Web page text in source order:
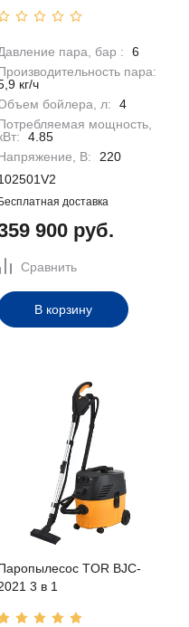
пара, бар :
6
пара:
кг/ч
бойлера, л:
4
мощность,
4.85
В:
220
Бесплатная доставка
900 руб.
Сравнить
В корзину
TOR BJC-
3 в 1